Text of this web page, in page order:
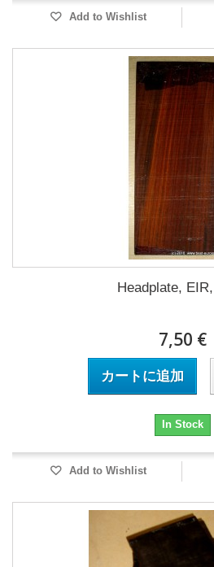
Add to Wishlist
Headplate,
7,50 €
カートに追加
In Stock
Add to Wishlist